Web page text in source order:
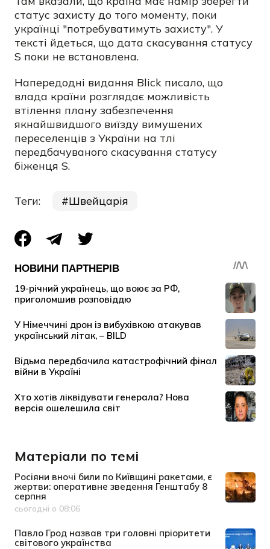
статус захисту до того моменту, поки
українці "потребуватимуть захисту". У
тексті йдеться, що дата скасування статусу
S поки не встановлена.
Напередодні видання Blick писало, що
влада країни розглядає можливість
втілення плану забезпечення
якнайшвидшого виїзду вимушених
переселенців з України на тлі
передбачуваного скасування статусу
біженця S.
Теги: Швейцарія
Матеріали по темі
Росіяни вночі били по Київщині ракетами, є
жертви: оперативне зведення Генштабу 8
серпня
Дата публікації
сьогодні о 08:06
Павло Грод назвав три головні пріоритети
світового українства